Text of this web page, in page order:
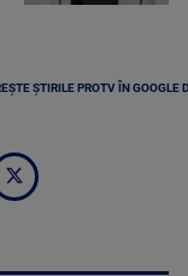
ȘTIRILE PROTV ÎN GOOGLE